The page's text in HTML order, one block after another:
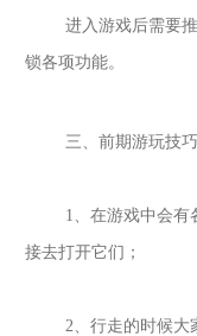
进入游戏后需要
锁各项功能。
三、前期游玩技巧
1、在游戏中会有
接去打开它们；
2、行走的时候大